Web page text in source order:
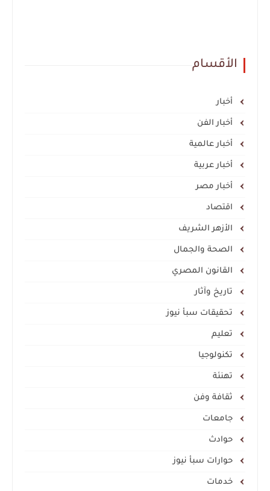
الأقسام
أخبار
أخبار الفن
أخبار عالمية
أخبار عربية
أخبار مصر
اقتصاد
الأزهر الشريف
الصحة والجمال
القانون المصري
تاريخ وآثار
تحقيقات سبأ نيوز
تعليم
تكنولوجيا
تهنئة
ثقافة وفن
جامعات
حوادث
حوارات سبأ نيوز
خدمات